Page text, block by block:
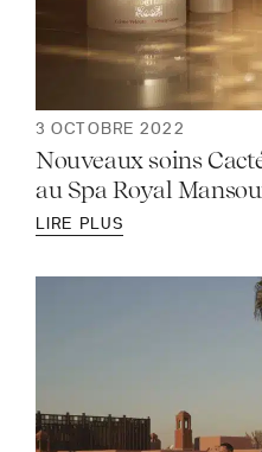
3 OCTOBRE 2022
Nouveaux soins
au Spa Royal
LIRE PLUS